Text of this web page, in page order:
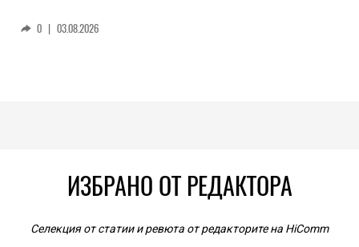
0 | 03.08.2026
ИЗБРАНО ОТ РЕДАКТОРА
Селекция от статии и ревюта от редакторите на HiComm